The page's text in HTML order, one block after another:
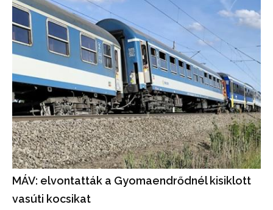
MÁV: elvontatták a Gyomaendrődnél kisiklott
vasúti kocsikat